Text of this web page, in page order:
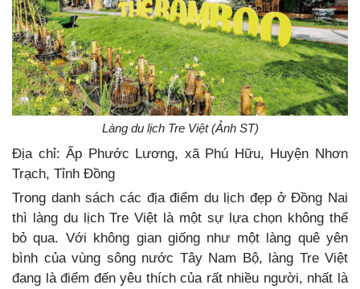
Làng du lịch Tre Việt (Ảnh ST)
Địa chỉ: Ấp Phước Lương, xã Phú Hữu, Huyện Nhơn
Trạch, Tỉnh Đồng
Trong danh sách các địa điểm du lịch đẹp ở Đồng Nai
thì làng du lịch Tre Việt là một sự lựa chọn không thể
bỏ qua. Với không gian giống như một làng quê yên
bình của vùng sông nước Tây Nam Bộ, làng Tre Việt
đang là điểm đến yêu thích của rất nhiều người, nhất là